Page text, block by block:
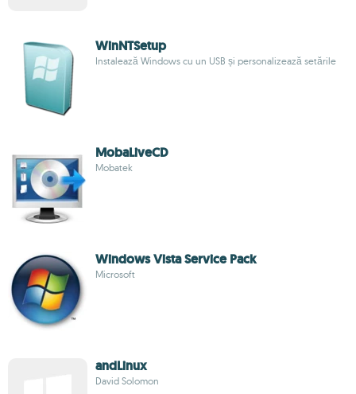
WinNTSetup
Instalează Windows cu un USB și personalizează setările
MobaLiveCD
Mobatek
Windows Vista Service Pack
Microsoft
andLinux
David Solomon